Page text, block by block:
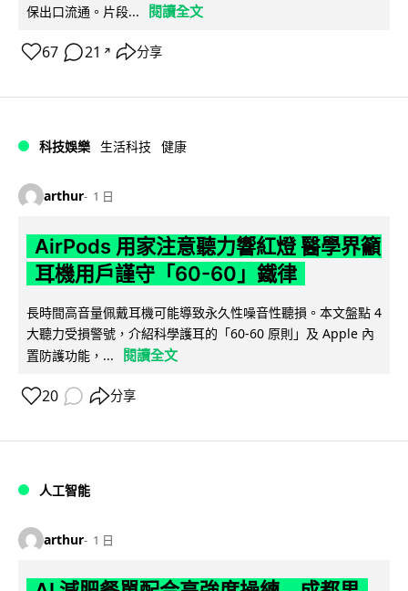
保出口流通。片段... 閱讀全文
67 21 ↗ 分享
科技娛樂 生活科技 健康
arthur 1 日
AirPods 用家注意聽力響紅燈 醫學界籲
耳機用戶謹守「60-60」鐵律
長時間高音量佩戴耳機可能導致永久性噪音性聽損。本文盤點 4
大聽力受損警號，介紹科學護耳的「60-60 原則」及 Apple 內
置防護功能，...
閱讀全文
20 分享
人工智能
arthur 1 日